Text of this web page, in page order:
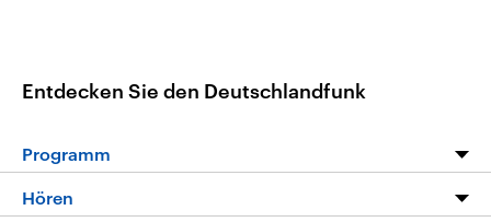
Entdecken Sie den Deutschlandfunk
Programm
Programm
Hören